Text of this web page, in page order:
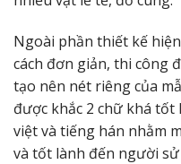
Ngoài phần thiết kế
cách đơn giản, thi công
tạo nên nét riêng của
được khắc 2 chữ khá
việt và tiếng hán nhằm
và tốt lành đến người sử